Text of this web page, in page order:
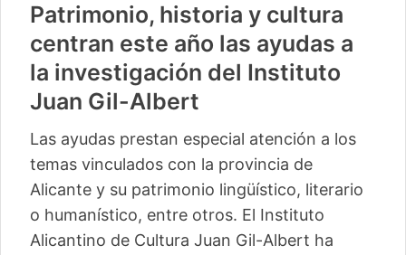
Patrimonio, historia y cultura
centran este año las ayudas a
la investigación del Instituto
Juan Gil-Albert
Las ayudas prestan especial atención a los
temas vinculados con la provincia de
Alicante y su patrimonio lingüístico, literario
o humanístico, entre otros. El Instituto
Alicantino de Cultura Juan Gil-Albert ha